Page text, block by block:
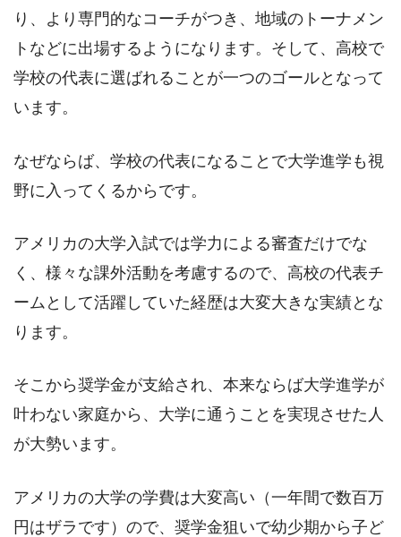
り、より専門的なコーチがつき、地域のトーナメン
トなどに出場するようになります。そして、高校で
学校の代表に選ばれることが一つのゴールとなって
います。
なぜならば、学校の代表になることで大学進学も視
野に入ってくるからです。
アメリカの大学入試では学力による審査だけでな
く、様々な課外活動を考慮するので、高校の代表チ
ームとして活躍していた経歴は大変大きな実績とな
ります。
そこから奨学金が支給され、本来ならば大学進学が
叶わない家庭から、大学に通うことを実現させた人
が大勢います。
アメリカの大学の学費は大変高い（一年間で数百万
円はザラです）ので、奨学金狙いで幼少期から子ど